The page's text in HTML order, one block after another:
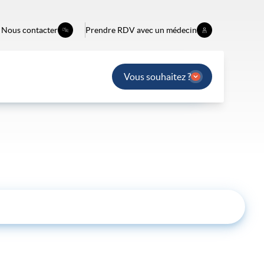
Nous contacter Prendre RDV avec un médecin
Vous souhaitez ?